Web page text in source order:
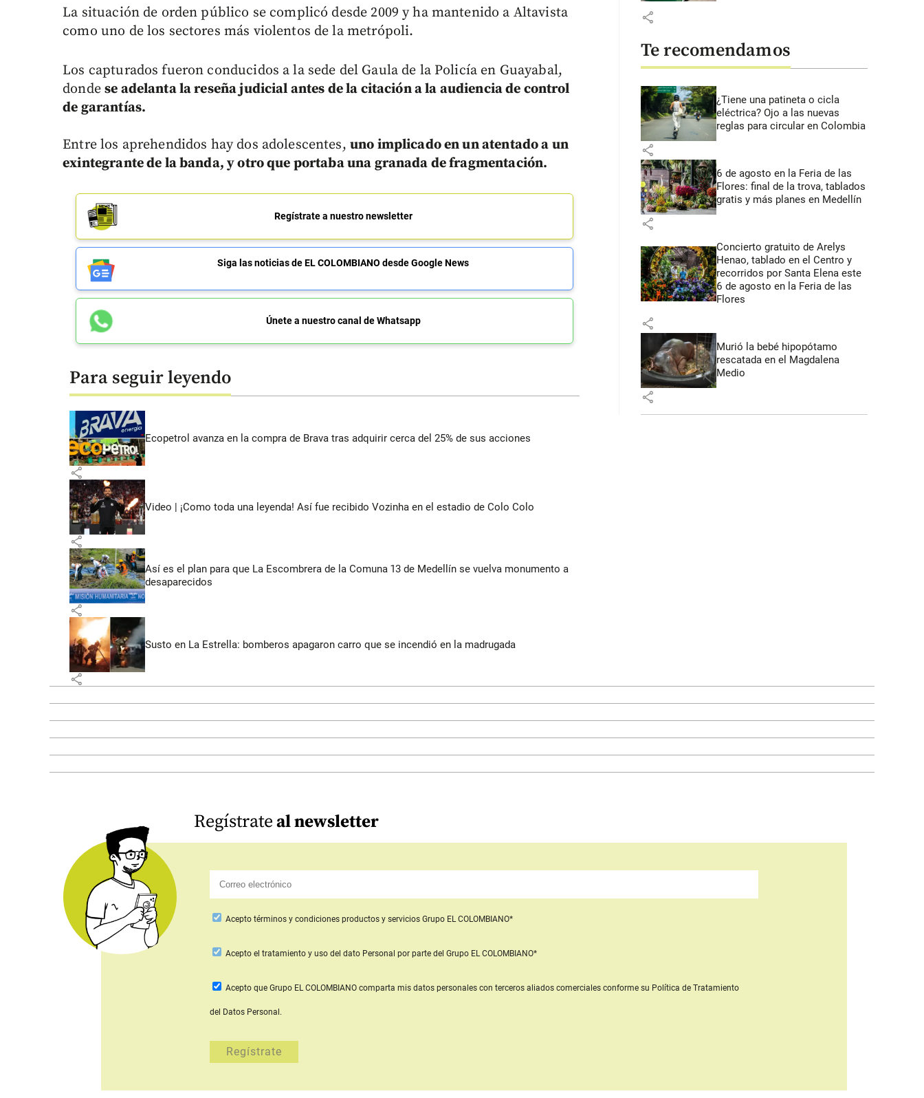
La situación de orden público se complicó desde 2009 y ha mantenido a Altavista
como uno de los sectores más violentos de la metrópoli.
Los capturados fueron conducidos a la sede del Gaula de la Policía en Guayabal,
dondese adelanta la reseña judicial antes de la citación a la audiencia de control
de garantías.
Entre los aprehendidos hay dos adolescentes, uno implicado en un atentado a un
exintegrante de la banda, y otro que portaba una granada de fragmentación.
Regístrate a nuestro newsletter
Siga las noticias de EL COLOMBIANO desde Google News
Únete a nuestro canal de Whatsapp
Para seguir leyendo
Ecopetrol avanza en la compra de Brava tras adquirir cerca del 25% de sus acciones
share
Video | ¡Como toda una leyenda! Así fue recibido Vozinha en el estadio de Colo Colo
share
Así es el plan para que La Escombrera de la Comuna 13 de Medellín se vuelva monumento a
desaparecidos
share
Susto en La Estrella: bomberos apagaron carro que se incendió en la madrugada
share
share
Te recomendamos
¿Tiene una patineta o cicla
eléctrica? Ojo a las nuevas
reglas para circular en Colombia
share
6 de agosto en la Feria de las
Flores: final de la trova, tablados
gratis y más planes en Medellín
share
Concierto gratuito de Arelys
Henao, tablado en el Centro y
recorridos por Santa Elena este
6 de agosto en la Feria de las
Flores
share
Murió la bebé hipopótamo
rescatada en el Magdalena
Medio
share
Regístrateal newsletter
Acepto términos y condiciones productos y servicios Grupo EL COLOMBIANO*
Aceptoel tratamiento y uso del dato Personal por parte del Grupo EL COLOMBIANO*
Acepto que Grupo EL COLOMBIANO comparta mis datos personales con terceros aliados comercialesconforme su Política de Tratamiento
del Datos Personal.